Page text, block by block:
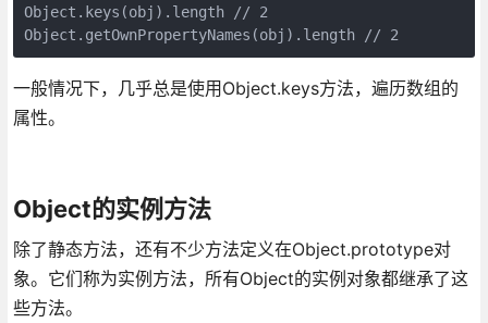
Object.keys(obj).length // 2
一般情况下，几乎总是使用Object.keys方法，遍历数组的
属性。
Object的实例方法
除了静态方法，还有不少方法定义在Object.prototype对
象。它们称为实例方法，所有Object的实例对象都继承了这
些方法。